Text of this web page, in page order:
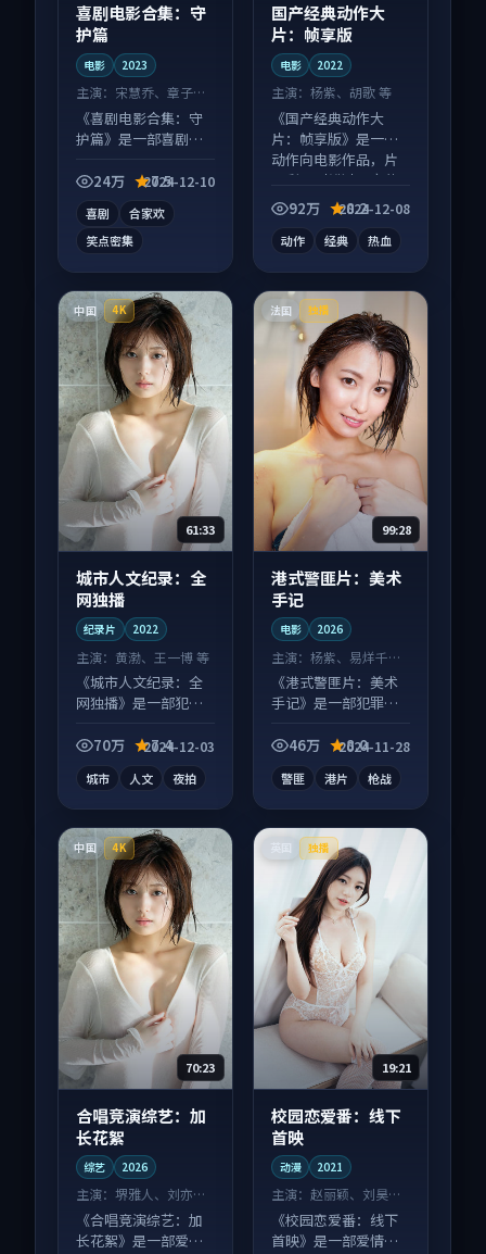
喜剧电影合集：守
护篇
电影 2023
主演： 宋慧乔、章子怡
等
《喜剧电影合集：守
护篇》是一部喜剧向
在线，配乐与镜头配
24万 7.5
2024-12-10
喜剧
合家欢
笑点密集
国产经典动作大
片：帧享版
电影 2022
主演：杨紫、胡歌 等
《国产经典动作大
片：帧享版》是一部
动作向电影作品，片
尾彩蛋别错过，字幕
区常有惊喜。
92万 8.2
2024-12-08
动作 经典 热血
中国 4K
61:33
城市人文纪录：全
网独播
纪录片 2022
主演： 黄渤、王一博 等
《城市人文纪录：全
网独播》是一部犯罪
关系层层推进，尾声
70万 7.4
2024-12-03
城市 人文 夜拍
法国 独播
99:28
港式警匪片：美术
手记
电影 2026
主演：杨紫、易烊千玺
等
《港式警匪片：美术
手记》是一部犯罪向
信息量大，适合沉浸
46万 8.0
2024-11-28
警匪 港片 枪战
中国 4K
70:23
合唱竞演综艺：加
长花絮
综艺 2026
主演： 堺雅人、刘亦菲
等
《合唱竞演综艺：加
长花絮》是一部爱情
独播
19:21
校园恋爱番：线下
首映
动漫 2021
主演：赵丽颖、刘昊然
等
《校园恋爱番：线下
首映》是一部爱情向